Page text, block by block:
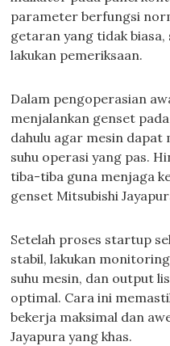
parameter berfungsi
getaran yang tidak
lakukan pemeriksaan.
Dalam pengoperasian
menjalankan genset
dahulu agar mesin dapat
suhu operasi yang pas.
tiba-tiba guna menjaga
genset Mitsubishi
Setelah proses startup
stabil, lakukan
suhu mesin, dan output
optimal. Cara ini
bekerja maksimal dan
Jayapura yang khas.